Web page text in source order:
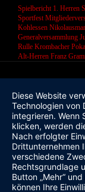
Spielbericht 1. Herren
Sportfest
Kohlessen
Generalversammlung
Rulle Krombacher
Alt-Herren Franz
Diese Website
Technologien von
integrieren. Wenn
klicken, werden
Nach erfolgter
Drittunternehmen
verschiedene
Rechtsgrundlage
Button „Mehr“
können Ihre